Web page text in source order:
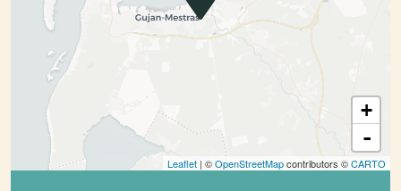
+
-
Leaflet | ©OpenStreetMapcontributors ©CARTO